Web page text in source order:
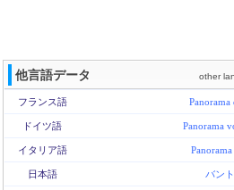
他言語データ other
フランス語 Panorama
ドイツ語 Panorama
イタリア語
日本語 バン